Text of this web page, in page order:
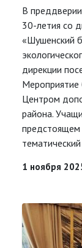
В
30-летия со
«Шушенский
дирекции
Мероприятие
Центром
района.
предстоящем
1 ноября